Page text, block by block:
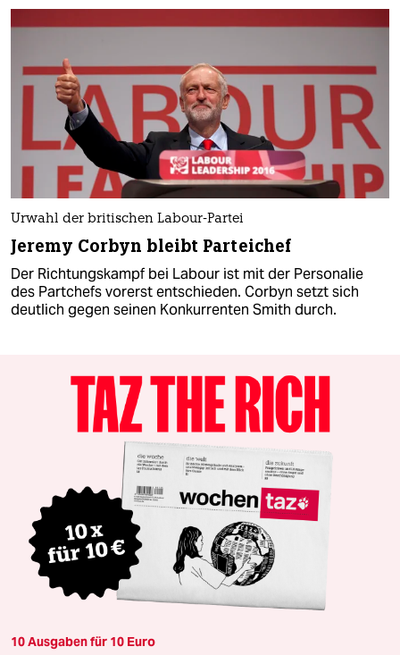
Urwahl der britischen Labour-Partei
Jeremy Corbyn bleibt Parteichef
Der Richtungskampf bei Labour ist mit der Personalie
des Partchefs vorerst entschieden. Corbyn setzt sich
deutlich gegen seinen Konkurrenten Smith durch.
10 Ausgaben für 10 Euro